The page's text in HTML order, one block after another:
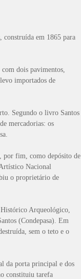
construída em 1865 para
dois pavimentos,
importados de
Segundo o livro Santos
mercadorias: os
por fim, como depósito de
Nacional
o proprietário de
Arqueológico,
(Condepasa). Em
sem o teto e o
da porta principal e dos
constituiu tarefa